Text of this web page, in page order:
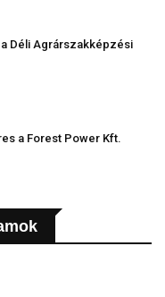
Déli Agrárszakképzési
a Forest Power Kft.